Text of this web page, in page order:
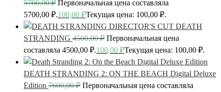
5700,00₽ Первоначальная цена составляла
5700,00 ₽.100,00 ₽Текущая цена: 100,00 ₽.
DEATH
STRANDING 4500,00₽ Первоначальная цена
составляла 4500,00 ₽.100,00 ₽Текущая цена: 100,00 ₽.
DEATH STRANDING 2: ON THE BEACH Digital Deluxe
Edition 7600,00₽ Первоначальная цена составляла